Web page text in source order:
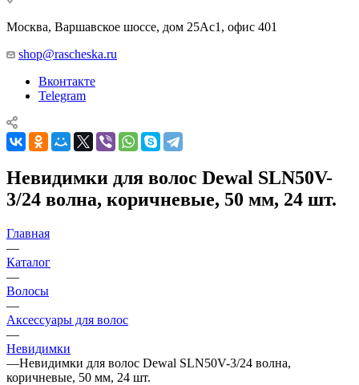
Москва, Варшавское шоссе, дом 25Аc1, офис 401
shop@rascheska.ru
Вконтакте
Telegram
Невидимки для волос Dewal SLN50V-
3/24 волна, коричневые, 50 мм, 24 шт.
Главная
—
Каталог
—
Волосы
—
Аксессуары для волос
—
Невидимки
—Невидимки для волос Dewal SLN50V-3/24 волна,
коричневые, 50 мм, 24 шт.